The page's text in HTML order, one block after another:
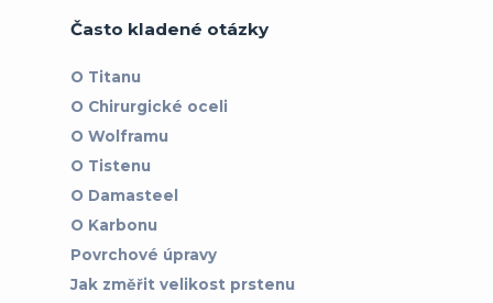
Často kladené otázky
O Titanu
O Chirurgické oceli
O Wolframu
O Tistenu
O Damasteel
O Karbonu
Povrchové úpravy
Jak změřit velikost prstenu